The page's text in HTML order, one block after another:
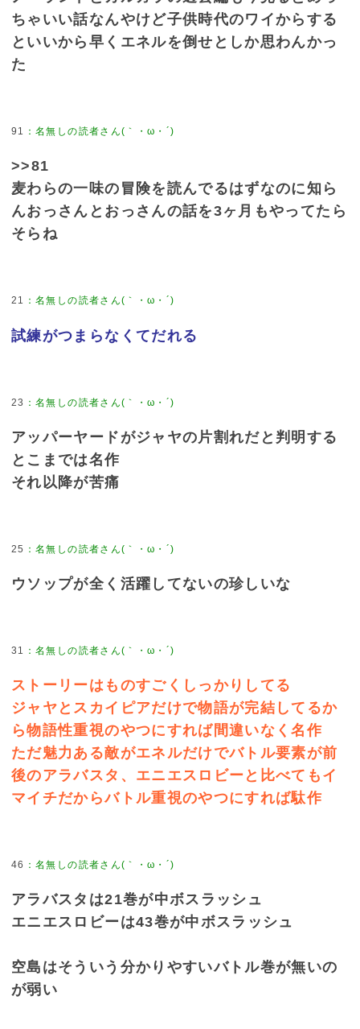
ちゃいい話なんやけど子供時代のワイからする
といいから早くエネルを倒せとしか思わんかっ
た
91
>>81
麦わらの一味の冒険を読んでるはずなのに知ら
んおっさんとおっさんの話を3ヶ月もやってたら
そらね
21
試練がつまらなくてだれる
23
アッパーヤードがジャヤの片割れだと判明する
とこまでは名作
それ以降が苦痛
25
ウソップが全く活躍してないの珍しいな
31
ストーリーはものすごくしっかりしてる
ジャヤとスカイピアだけで物語が完結してるか
ら物語性重視のやつにすれば間違いなく名作
ただ魅力ある敵がエネルだけでバトル要素が前
後のアラバスタ、エニエスロビーと比べてもイ
マイチだからバトル重視のやつにすれば駄作
46
アラバスタは21巻が中ボスラッシュ
エニエスロビーは43巻が中ボスラッシュ
空島はそういう分かりやすいバトル巻が無いの
が弱い